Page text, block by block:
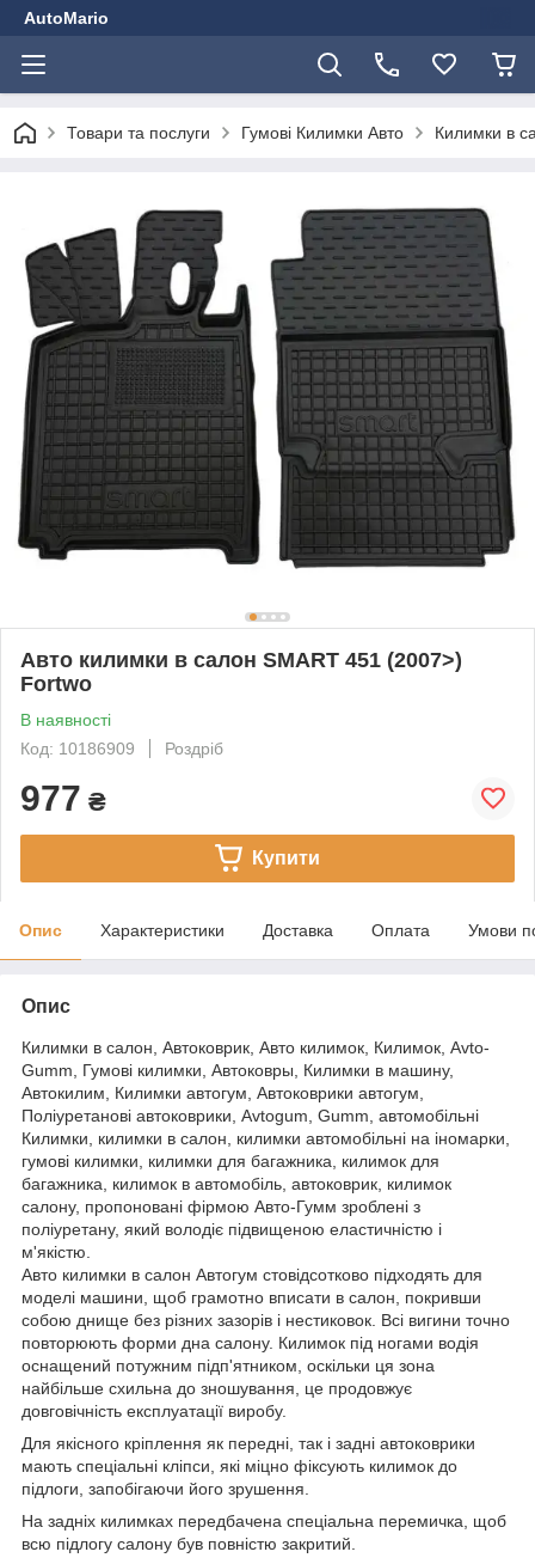
AutoMario
Товари та послуги Гумові Килимки Авто Килимки в
Авто килимки в салон SMART 451 (2007>)
Fortwo
В наявності
Код: 10186909
Роздріб
977 ₴
Купити
Опис Характеристики Доставка Оплата Умови
Опис
Килимки в салон, Автоковрик, Авто килимок, Килимок, Avto-
Gumm, Гумові килимки, Автоковры, Килимки в машину,
Автокилим, Килимки автогум, Автоковрики автогум,
Поліуретанові автоковрики, Avtogum, Gumm, автомобільні
Килимки, килимки в салон, килимки автомобільні на іномарки,
гумові килимки, килимки для багажника, килимок для
багажника, килимок в автомобіль, автоковрик, килимок
салону, пропоновані фірмою Авто-Гумм зроблені з
поліуретану, який володіє підвищеною еластичністю і
м'якістю.
Авто килимки в салон Автогум стовідсотково підходять для
моделі машини, щоб грамотно вписати в салон, покривши
собою днище без різних зазорів і нестиковок. Всі вигини точно
повторюють форми дна салону. Килимок під ногами водія
оснащений потужним підп'ятником, оскільки ця зона
найбільше схильна до зношування, це продовжує
довговічність експлуатації виробу.
Для якісного кріплення як передні, так і задні автоковрики
мають спеціальні кліпси, які міцно фіксують килимок до
підлоги, запобігаючи його зрушення.
На задніх килимках передбачена спеціальна перемичка, щоб
всю підлогу салону був повністю закритий.